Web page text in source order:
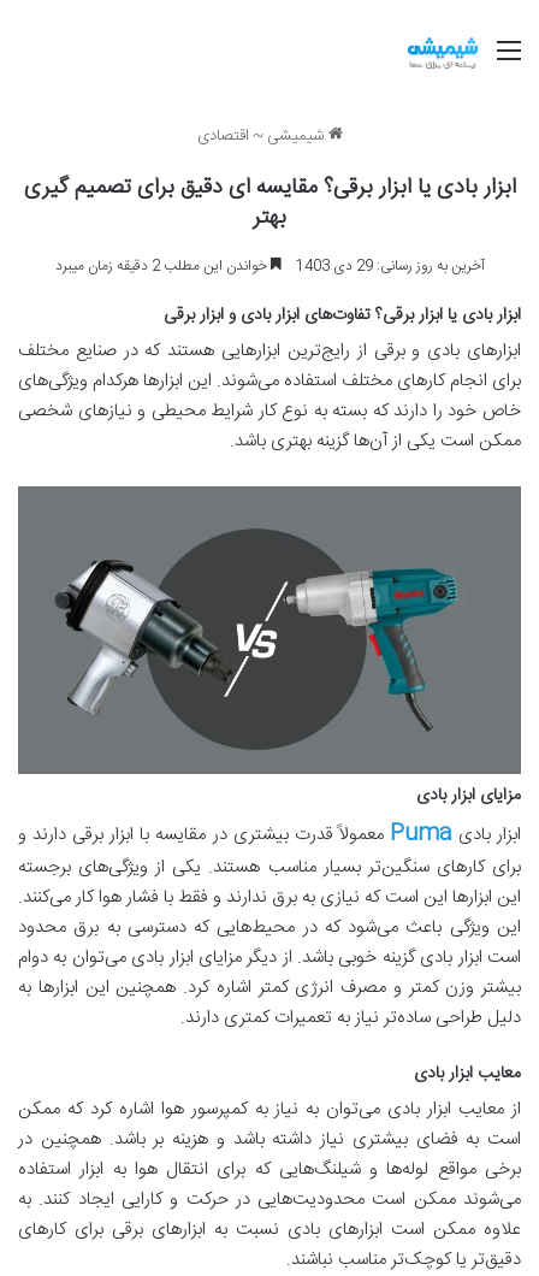
منو
شیمیشی ~ اقتصادی
ابزار بادی یا ابزار برقی؟ مقایسه ای دقیق برای تصمیم گیری
بهتر
آخرین به روز رسانی: 29 دی 1403 خواندن این مطلب 2 دقیقه زمان میبرد
ابزار بادی یا ابزار برقی؟ تفاوت‌های ابزار بادی و ابزار برقی
ابزارهای بادی و برقی از رایج‌ترین ابزارهایی هستند که در صنایع مختلف
برای انجام کارهای مختلف استفاده می‌شوند. این ابزارها هرکدام ویژگی‌های
خاص خود را دارند که بسته به نوع کار شرایط محیطی و نیازهای شخصی
ممکن است یکی از آن‌ها گزینه بهتری باشد.
مزایای ابزار بادی
ابزار بادیPuma معمولاً قدرت بیشتری در مقایسه با ابزار برقی دارند و
برای کارهای سنگین‌تر بسیار مناسب هستند. یکی از ویژگی‌های برجسته
این ابزارها این است که نیازی به برق ندارند و فقط با فشار هوا کار می‌کنند.
این ویژگی باعث می‌شود که در محیط‌هایی که دسترسی به برق محدود
است ابزار بادی گزینه خوبی باشد. از دیگر مزایای ابزار بادی می‌توان به دوام
بیشتر وزن کمتر و مصرف انرژی کمتر اشاره کرد. همچنین این ابزارها به
دلیل طراحی ساده‌تر نیاز به تعمیرات کمتری دارند.
معایب ابزار بادی
از معایب ابزار بادی می‌توان به نیاز به کمپرسور هوا اشاره کرد که ممکن
است به فضای بیشتری نیاز داشته باشد و هزینه‌ بر باشد. همچنین در
برخی مواقع لوله‌ها و شیلنگ‌هایی که برای انتقال هوا به ابزار استفاده
می‌شوند ممکن است محدودیت‌هایی در حرکت و کارایی ایجاد کنند. به
علاوه ممکن است ابزارهای بادی نسبت به ابزارهای برقی برای کارهای
دقیق‌تر یا کوچک‌تر مناسب نباشند.